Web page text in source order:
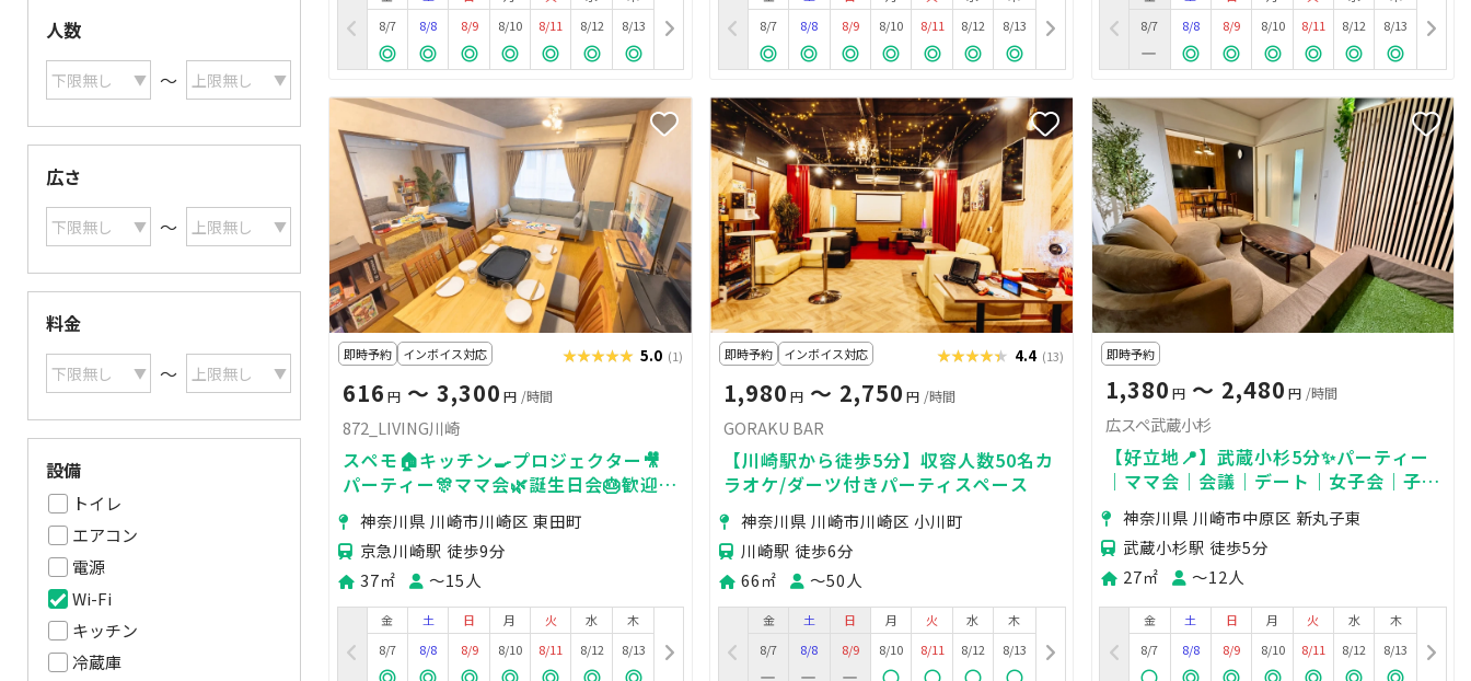
人数
〜
広さ
〜
料金
〜
設備
キッチン
トイレ
冷蔵庫
エアコン
電源
Wi-Fi
8/7
8/8
8/9
8/10
8/11
8/12
8/13
8/7
8/8
8/9
8/10
8/11
8/12
8/13
8/7
8/8
8/9
8/10
8/11
8/12
8/13
即時予約 インボイス対応 ★★★★★
★★★★★ 5.0 (1)
616 円 〜 3,300 円 /時間
872_LIVING川崎
スペモ🏠キッチン🍳プロジェクター🎥
パーティー🎊ママ会🌿誕生日会🎂歓迎会
🍻推し活💎撮影📸872_LIVING川崎
神奈川県 川崎市川崎区 東田町
京急川崎駅 徒歩9分
37㎡
〜15人
金
8/7
土
8/8
日
8/9
月
8/10
火
8/11
水
8/12
木
8/13
即時予約 インボイス対応 ★★★★★
★★★★★ 4.4 (13)
1,980 円 〜 2,750 円 /時間
GORAKU BAR
【川崎駅から徒歩5分】収容人数50名カ
ラオケ/ダーツ付きパーティスペース
神奈川県 川崎市川崎区 小川町
川崎駅 徒歩6分
66㎡
〜50人
金
8/7
土
8/8
日
8/9
月
8/10
火
8/11
水
8/12
木
8/13
即時予約
1,380 円〜 2,480 円 /時間
広スペ武蔵小杉
【好立地📍】武蔵小杉5分✨パーティー
｜ママ会｜会議｜デート｜女子会｜子連
れOK🎉川崎エリア♪24h営業📣
神奈川県 川崎市中原区 新丸子東
武蔵小杉駅 徒歩5分
27㎡
〜12人
金
8/7
土
8/8
日
8/9
月
8/10
火
8/11
水
8/12
木
8/13